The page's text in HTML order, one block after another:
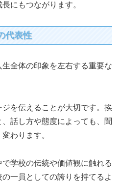
にもつながります。
代表性
全体の印象を左右する重要な
を伝えることが大切です。挨
話し方や態度によっても、聞
わります。
学校の伝統や価値観に触れる
一員としての誇りを持てるよ